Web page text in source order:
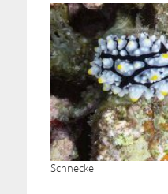
Schnecke